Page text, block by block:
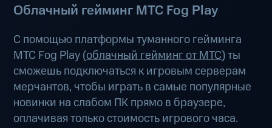
Облачный гейминг МТС Fog Play
С помощью платформы туманного гейминга
МТС Fog Play (облачный гейминг от МТС) ты
сможешь подключаться к игровым серверам
мерчантов, чтобы играть в самые популярные
новинки на слабом ПК прямо в браузере,
оплачивая только стоимость игрового часа.